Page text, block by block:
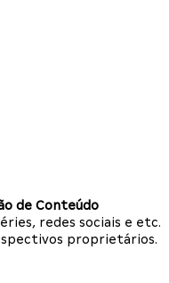
de Conteúdo
redes sociais e etc.
proprietários.